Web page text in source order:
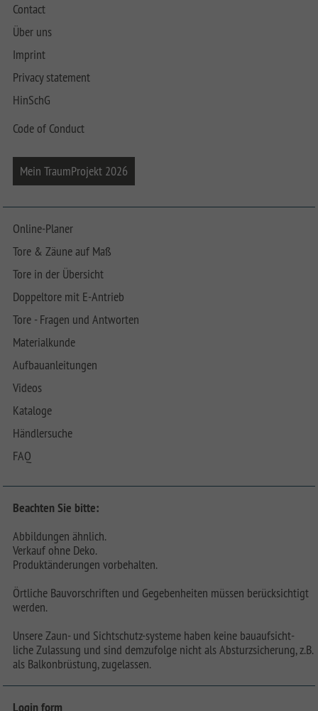
Contact
Über uns
Imprint
Privacy statement
HinSchG
Code of Conduct
Mein TraumProjekt 2026
Online-Planer
Tore & Zäune auf Maß
Tore in der Übersicht
Doppeltore mit E-Antrieb
Tore - Fragen und Antworten
Materialkunde
Aufbauanleitungen
Videos
Kataloge
Händlersuche
FAQ
Beachten Sie bitte:
Abbildungen ähnlich.
Verkauf ohne Deko.
Produktänderungen vorbehalten.
Örtliche Bauvorschriften und Gegebenheiten müssen berücksichtigt
werden.
Unsere Zaun- und Sichtschutz-systeme haben keine bauaufsicht-
liche Zulassung und sind demzufolge nicht als Absturzsicherung, z.B.
als Balkonbrüstung, zugelassen.
Login form